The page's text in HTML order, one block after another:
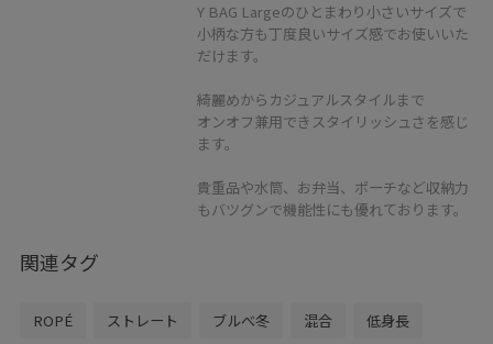
Y BAG Largeのひとまわり小さいサイズで
小柄な方も丁度良いサイズ感でお使いいた
だけます。
綺麗めからカジュアルスタイルまで
オンオフ兼用できスタイリッシュさを感じ
ます。
貴重品や水筒、お弁当、ポーチなど収納力
もバツグンで機能性にも優れております。
関連タグ
ROPÉ ストレート ブルべ冬 混合 低身長